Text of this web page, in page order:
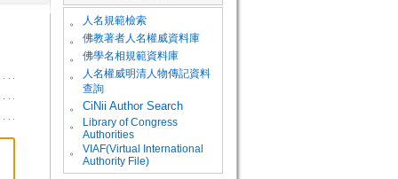
。 人名規範檢索
。 佛教著者人名權威資料庫
。 佛學名相規範資料庫
。
人名權威明清人物傳記資料
查詢
。
CiNii Author Search
。
Library of Congress
Authorities
。
VIAF(Virtual International
Authority File)